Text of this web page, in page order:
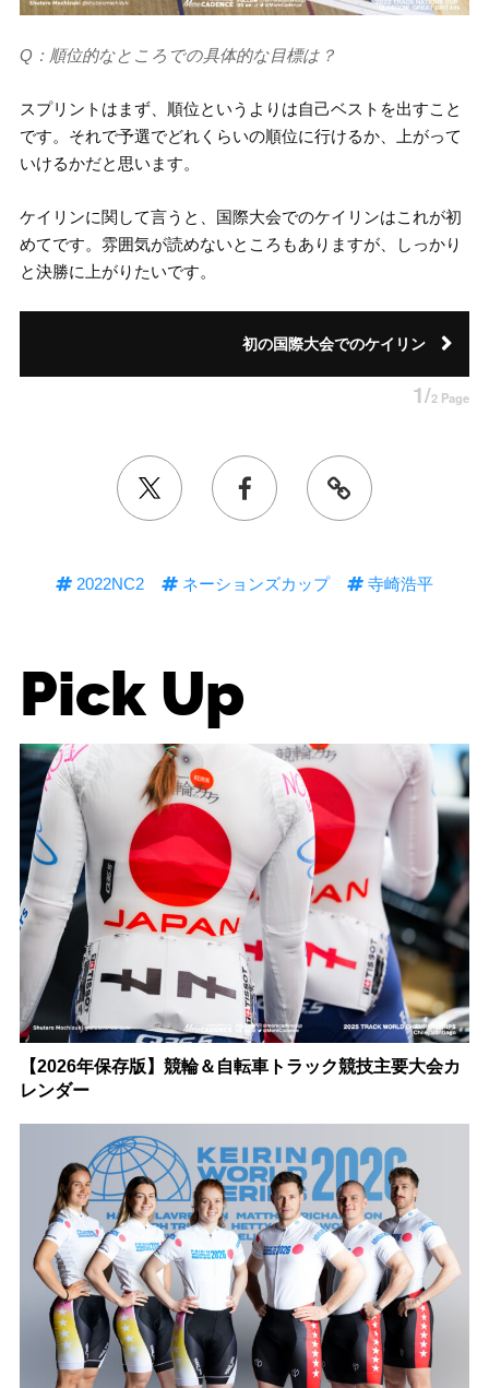
Q：順位的なところでの具体的な目標は？
スプリントはまず、順位というよりは自己ベストを出すこと
です。それで予選でどれくらいの順位に行けるか、上がって
いけるかだと思います。
ケイリンに関して言うと、国際大会でのケイリンはこれが初
めてです。雰囲気が読めないところもありますが、しっかり
と決勝に上がりたいです。
初の国際大会でのケイリン
1/2 Page
2022NC2 ネーションズカップ 寺崎浩平
Pick Up
【2026年保存版】競輪＆自転車トラック競技主要大会カ
レンダー